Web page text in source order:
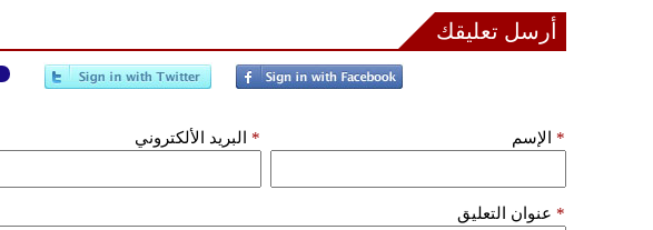
أرسل تعليقك
الإسم * البريد الألكتروني *
عنوان التعليق *